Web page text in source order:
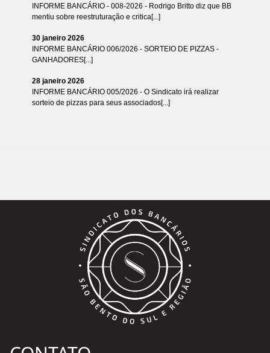
INFORME BANCÁRIO - 008-2026 - Rodrigo Britto diz que BB
mentiu sobre reestruturação e critica[...]
30 janeiro 2026
INFORME BANCÁRIO 006/2026 - SORTEIO DE PIZZAS -
GANHADORES[...]
28 janeiro 2026
INFORME BANCÁRIO 005/2026 - O Sindicato irá realizar
sorteio de pizzas para seus associados[...]